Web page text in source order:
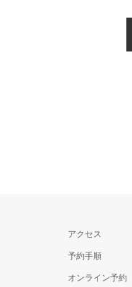
アクセス
予約手順
オンライン予約